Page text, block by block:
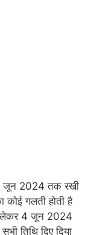
जून 2024 तक रखी
गलती होती है
लेकर 4 जून 2024
तिथि दिए दिया